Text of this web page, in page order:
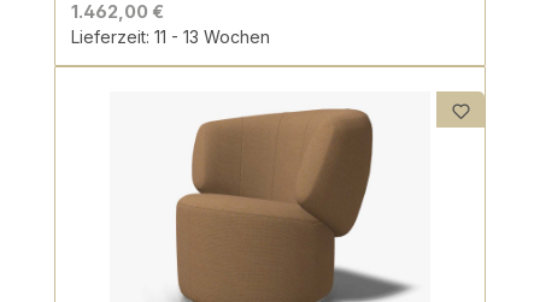
1.462,00 €
Lieferzeit: 11 - 13 Wochen